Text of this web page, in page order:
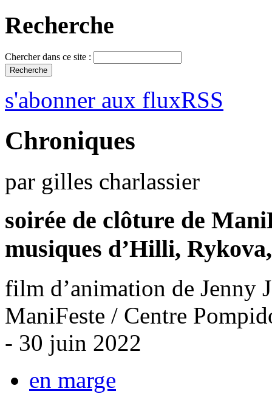
Recherche
Chercher dans ce site :
s'abonner aux fluxRSS
Chroniques
par gilles charlassier
soirée de clôture de
musiques d’Hilli,
film d’animation de Jenny
ManiFeste / Centre
- 30 juin 2022
en marge